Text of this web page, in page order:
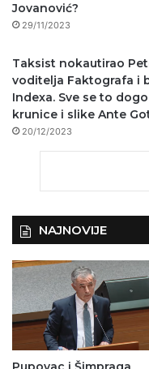
Jovanović?
29/11/2023
Taksist nokautirao
voditelja Faktografa i
Indexa. Sve se to
krunice i slike Ante
20/12/2023
NAJNOVIJE